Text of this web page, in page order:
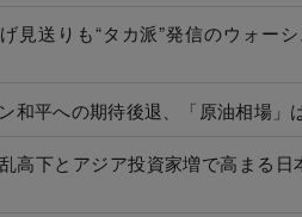
見送りも“タカ派”発信のウォー
和平への期待後退、「原油相場
高下とアジア投資家増で高まる